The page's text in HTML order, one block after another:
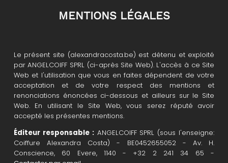
MENTIONS LÉGALES
Le présent site (alexandracosta.be) est détenu et exploité
par ANGELCOIFF SPRL (ci-après Site Web). L'accès à ce Site
Web et l'utilisation que vous en faites dépendent de votre
acceptation et de votre respect des mentions et
renonciations énoncées ci-dessous et ailleurs sur le Site
Web. En utilisant le Site Web, vous serez réputé avoir
accepté les présentes mentions.
Éditeur responsable :ANGELCOIFF SPRL (sous l'enseigne:
Coiffure Alexandra Costa) - BE0452655052 - Av. H.
Conscience, 60 Evere, 1140 - +32 2 241 34 65 -